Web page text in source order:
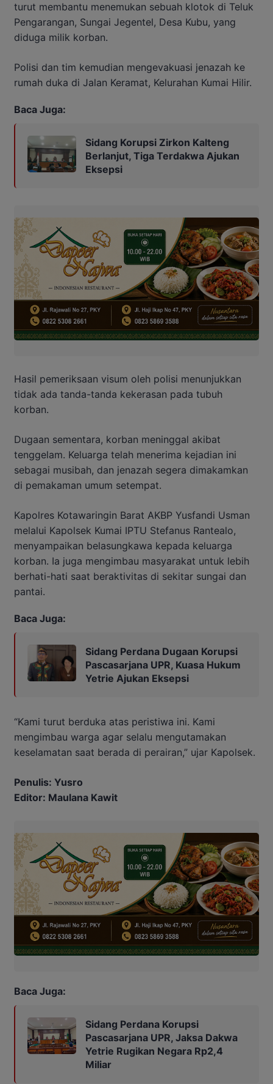
turut membantu menemukan sebuah klotok di Teluk
Pengarangan, Sungai Jegentel, Desa Kubu, yang
diduga milik korban.
Polisi dan tim kemudian mengevakuasi jenazah ke
rumah duka di Jalan Keramat, Kelurahan Kumai Hilir.
Baca Juga:
Sidang Korupsi Zirkon Kalteng
Berlanjut, Tiga Terdakwa Ajukan
Eksepsi
Hasil pemeriksaan visum oleh polisi menunjukkan
tidak ada tanda-tanda kekerasan pada tubuh
korban.
Dugaan sementara, korban meninggal akibat
tenggelam. Keluarga telah menerima kejadian ini
sebagai musibah, dan jenazah segera dimakamkan
di pemakaman umum setempat.
Kapolres Kotawaringin Barat AKBP Yusfandi Usman
melalui Kapolsek Kumai IPTU Stefanus Rantealo,
menyampaikan belasungkawa kepada keluarga
korban. Ia juga mengimbau masyarakat untuk lebih
berhati-hati saat beraktivitas di sekitar sungai dan
pantai.
Baca Juga:
Sidang Perdana Dugaan Korupsi
Pascasarjana UPR, Kuasa Hukum
Yetrie Ajukan Eksepsi
“Kami turut berduka atas peristiwa ini. Kami
mengimbau warga agar selalu mengutamakan
keselamatan saat berada di perairan,” ujar Kapolsek.
Penulis: Yusro
Editor: Maulana Kawit
Baca Juga:
Sidang Perdana Korupsi
Pascasarjana UPR, Jaksa Dakwa
Yetrie Rugikan Negara Rp2,4
Miliar